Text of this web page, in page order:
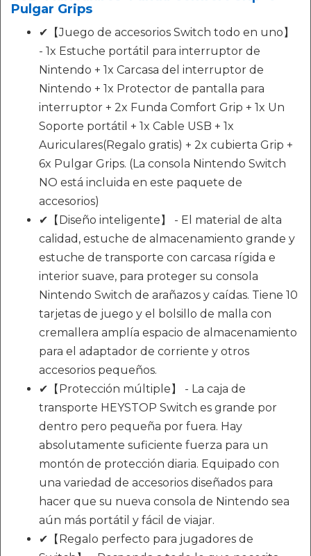
Pulgar Grips
✔【Juego de accesorios Switch todo en uno】
- 1x Estuche portátil para interruptor de
Nintendo + 1x Carcasa del interruptor de
Nintendo + 1x Protector de pantalla para
interruptor + 2x Funda Comfort Grip + 1x Un
Soporte portátil + 1x Cable USB + 1x
Auriculares(Regalo gratis) + 2x cubierta Grip +
6x Pulgar Grips. (La consola Nintendo Switch
NO está incluida en este paquete de
accesorios)
✔【Diseño inteligente】 - El material de alta
calidad, estuche de almacenamiento grande y
estuche de transporte con carcasa rígida e
interior suave, para proteger su consola
Nintendo Switch de arañazos y caídas. Tiene 10
tarjetas de juego y el bolsillo de malla con
cremallera amplía espacio de almacenamiento
para el adaptador de corriente y otros
accesorios pequeños.
✔【Protección múltiple】 - La caja de
transporte HEYSTOP Switch es grande por
dentro pero pequeña por fuera. Hay
absolutamente suficiente fuerza para un
montón de protección diaria. Equipado con
una variedad de accesorios diseñados para
hacer que su nueva consola de Nintendo sea
aún más portátil y fácil de viajar.
✔【Regalo perfecto para jugadores de